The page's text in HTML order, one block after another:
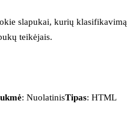
slapukai, kurių klasifikavimą
teikėjais.
: NuolatinisTipas: HTML